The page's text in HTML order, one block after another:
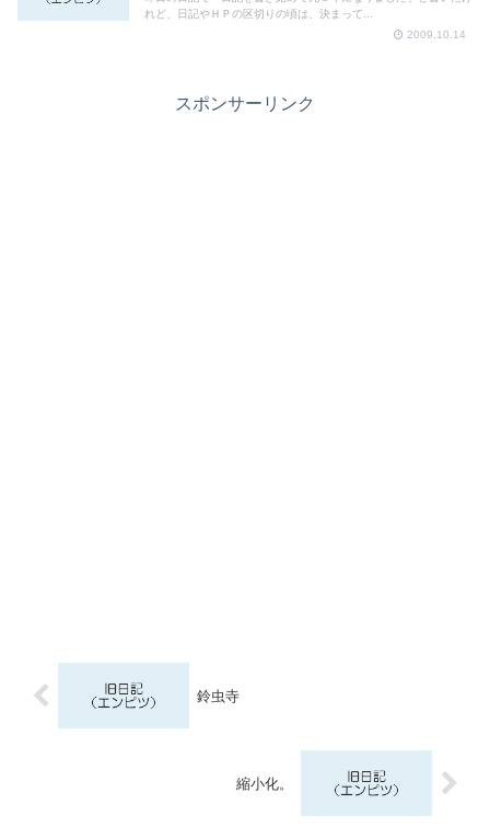
れど、日記やＨＰの区切りの頃は、決まって...
2009.10.14
スポンサーリンク
鈴虫寺
縮小化。